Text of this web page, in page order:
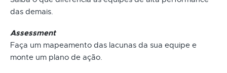
das demais.
Assessment
Faça um mapeamento das lacunas da sua equipe e
monte um plano de ação.